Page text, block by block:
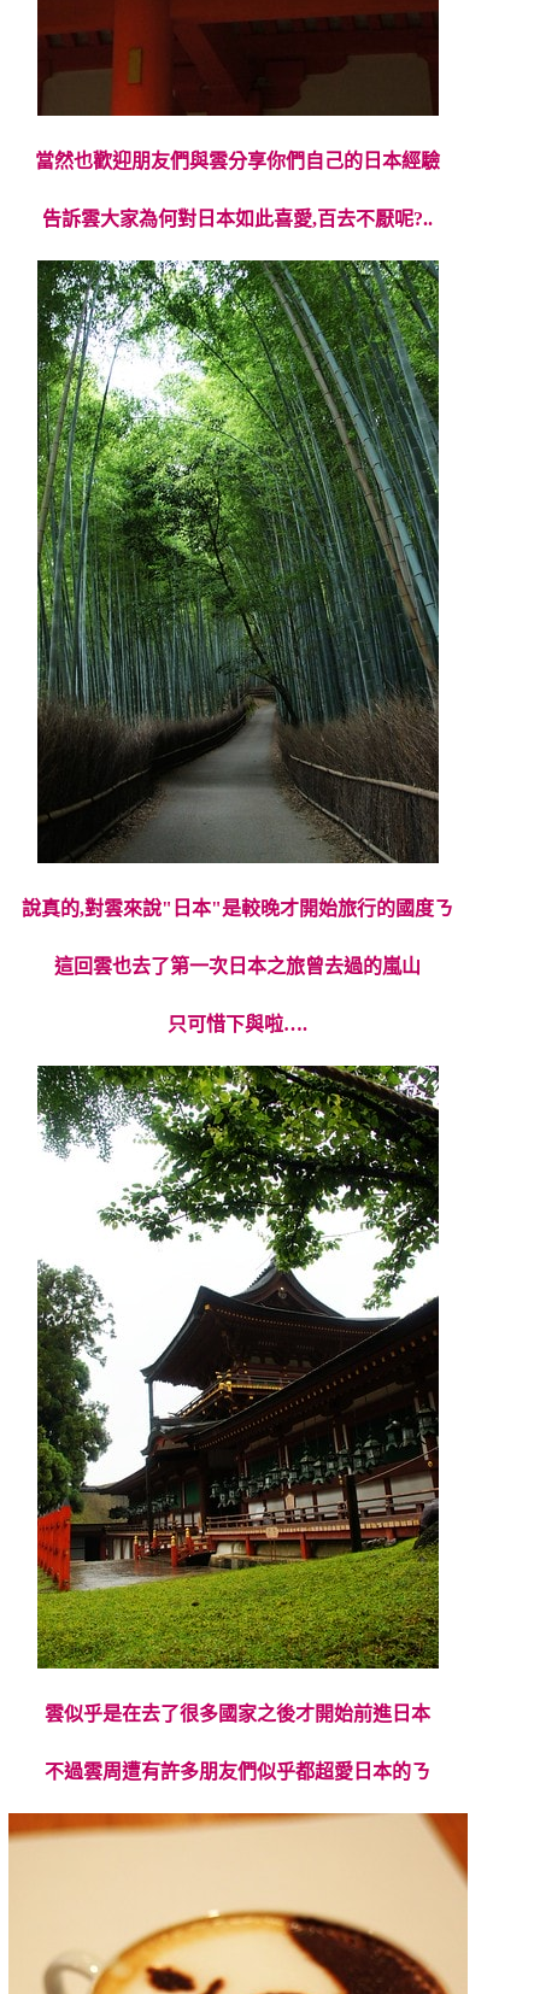
當然也歡迎朋友們與雲分享你們自己的日本經驗
告訴雲大家為何對日本如此喜愛,百去不厭呢?..
說真的,對雲來說"日本"是較晚才開始旅行的國度ㄋ
這回雲也去了第一次日本之旅曾去過的嵐山
只可惜下與啦….
雲似乎是在去了很多國家之後才開始前進日本
不過雲周遭有許多朋友們似乎都超愛日本的ㄋ